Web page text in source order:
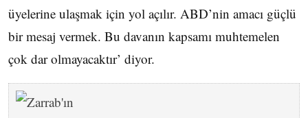
üyelerine ulaşmak için yol açılır. ABD’nin amacı güçlü
bir mesaj vermek. Bu davanın kapsamı muhtemelen
çok dar olmayacaktır’ diyor.